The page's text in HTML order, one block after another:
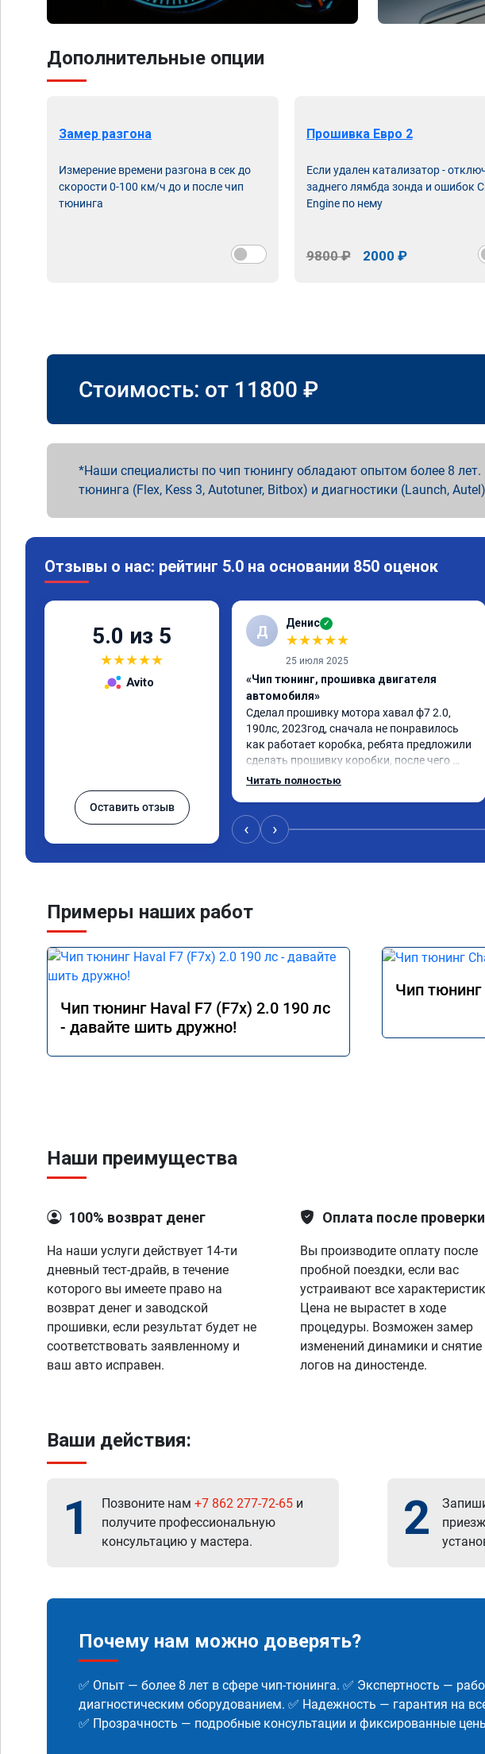
Дополнительные опции
Замер разгона
Измерение времени разгона в сек до
скорости 0-100 км/ч до и после чип
тюнинга
Прошивка Евро 2
Если удален катализатор -
заднего лямбда зонда и ошибок
Engine по нему
9800 ₽ 2000 ₽
Стоимость: от 11800 ₽
Наши специалисты по чип тюнингу обладают опытом более 8
тюнинга (Flex, Kess 3, Autotuner, Bitbox) и диагностики (Launch,
Отзывы о нас: рейтинг 5.0 на основании 850 оценок
5.0 из 5
★★★★★
Avito
Оставить отзыв
Д Денис ✓
★★★★★
25 июля 2025
«Чип тюнинг, прошивка двигателя
автомобиля»
Сделал прошивку мотора хавал ф7 2.0,
190лс, 2023год, сначала не понравилось
как работает коробка, ребята предложили
сделать прошивку коробки, после чего
машина поехала в разы лучше, все
Читать полностью
‹ ›
Примеры наших работ
Чип тюнинг Haval F7 (F7x) 2.0 190 лс
- давайте шить дружно!
Чип тюнинг
Наши преимущества
100% возврат денег
На наши услуги действует 14-ти
дневный тест-драйв, в течение
которого вы имеете право на
возврат денег и заводской
прошивки, если результат будет не
соответствовать заявленному и
ваш авто исправен.
Оплата после проверки
Вы производите оплату после
пробной поездки, если вас
устраивают все
Цена не вырастет в ходе
процедуры. Возможен замер
изменений динамики и снятие
логов на диностенде.
Ваши действия:
1 Позвоните нам +7 862 277-72-65 и
получите профессиональную
консультацию у мастера.
2
Почему нам можно доверять?
✅ Опыт — более 8 лет в сфере чип-тюнинга. ✅ Экспертность —
диагностическим оборудованием. ✅ Надежность — гарантия на
✅ Прозрачность — подробные консультации и фиксированные